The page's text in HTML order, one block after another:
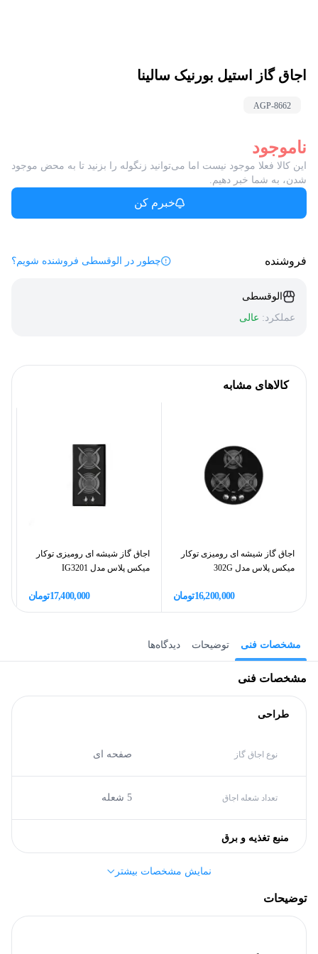
اجاق گاز استیل بورنیک سالینا
AGP-8662
ناموجود
این کالا فعلا موجود نیست اما می‌توانید زنگوله را بزنید تا به محض موجود
شدن، به شما خبر دهیم.
خبرم کن
فروشنده چطور در الوقسطی فروشنده شویم؟
الوقسطی
عملکرد: عالی
کالاهای مشابه
اجاق گاز شیشه ای رومیزی توکار
میکس پلاس مدل 302G
16,200,000تومان
اجاق گاز شیشه ای رومیزی توکار
میکس پلاس مدل IG3201
17,400,000تومان
مشخصات فنی توضیحات دیدگاه‌ها
مشخصات فنی
طراحی
نوع اجاق گاز صفحه ای
تعداد شعله اجاق 5 شعله
منبع تغذیه و برق
B
مشخصات کلی
نمایش مشخصات بیشتر
توضیحات